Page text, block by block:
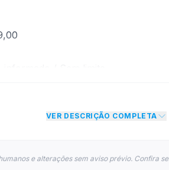
dará um desconto de R$ 40,00
restrição de teto máximo para
VER DESCRIÇÃO COMPLETA
e alterações sem aviso prévio. Confira